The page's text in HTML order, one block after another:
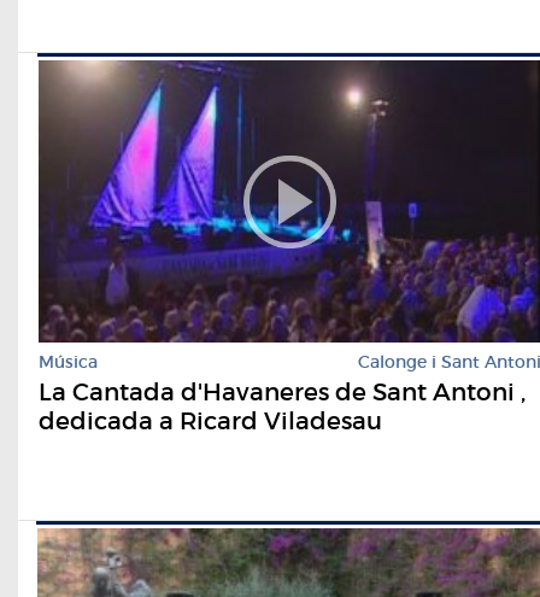
Música Calonge i Sant Antoni
La Cantada d'Havaneres de Sant Antoni ,
dedicada a Ricard Viladesau